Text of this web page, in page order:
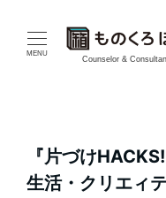
MENU
Counselor &
『片づけ
生活・クリエィ